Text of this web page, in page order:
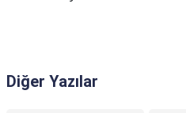
Diğer Yazılar